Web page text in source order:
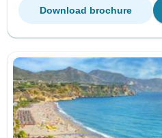
Download brochure